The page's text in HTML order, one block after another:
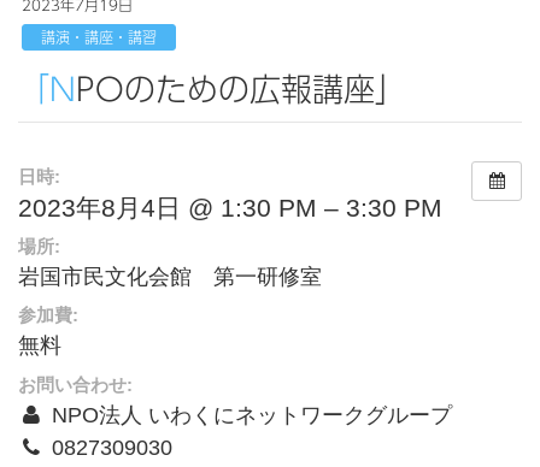
2023年7月19日
講演・講座・講習
「NPOのための広報講座」
日時:
2023年8月4日 @ 1:30 PM – 3:30 PM
場所:
岩国市民文化会館 第一研修室
参加費:
無料
お問い合わせ:
NPO法人 いわくにネットワークグループ
0827309030